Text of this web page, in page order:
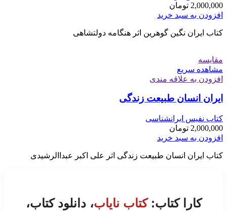
2,000,000 تومان
افزودن به سبد خرید
کتاب ایران نگین گوهرین اثر هنگامه دولتشاهی
مقایسه
مشاهده سریع
افزودن به علاقه مندی
ایران انسان طبیعت زندگی
کتاب نفیس ایرانشناسی
2,000,000 تومان
افزودن به سبد خرید
کتاب ایران انسان طبیعت زندگی اثر علی اکبر عبداالرشیدی
کارا کتاب:کتاب نایاب، دانلود کتاب،